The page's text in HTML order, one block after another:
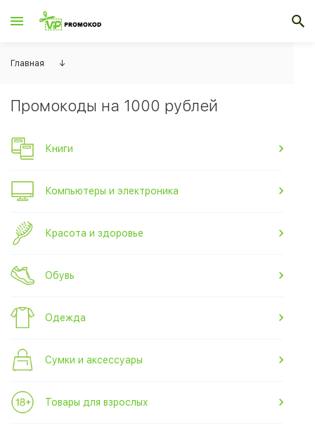
Главная ↓
Промокоды на 1000 рублей
Книги
Компьютеры и электроника
Красота и здоровье
Обувь
Одежда
Сумки и аксессуары
Товары для взрослых